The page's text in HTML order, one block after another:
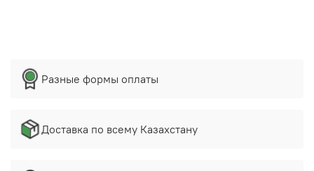
Разные формы оплаты
Доставка по всему Казахстану